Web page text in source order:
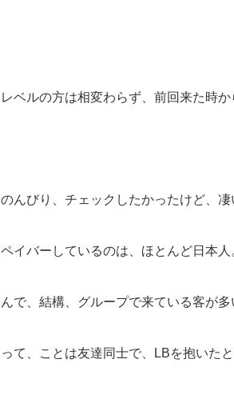
レベルの方は相変わらず、前回来た時
のんびり、チェックしたかったけど、
ペイバーしているのは、ほとんど日本人
んで、結構、グループで来ている客が多
って、ことは友達同士で、LBを抱いた